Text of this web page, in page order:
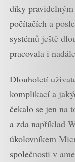
díky
počítačích a
systémů ještě
pracovala i
Dlouholetí
komplikací a
čekalo se jen na
a zda například
úkolovníkem
společnosti v